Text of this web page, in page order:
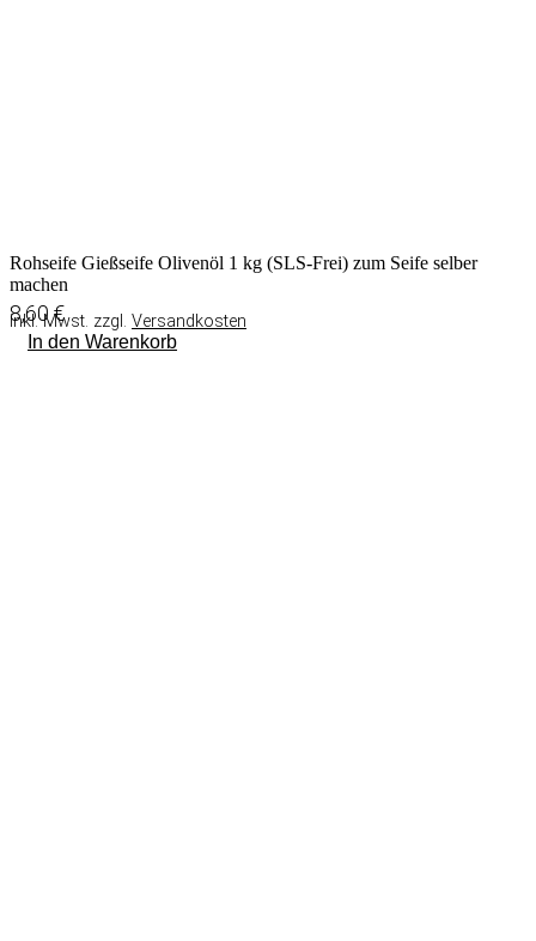
Rohseife Gießseife Olivenöl 1 kg (SLS-Frei) zum Seife selber
machen
8,60€
inkl. Mwst. zzgl. Versandkosten
In den Warenkorb